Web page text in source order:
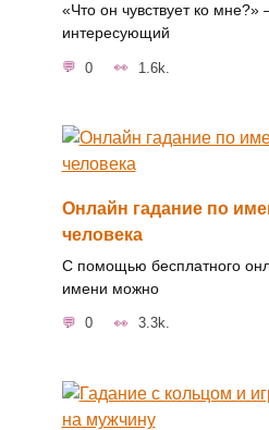
«Что он чувствует ко мне?»
интересующий
0 1.6k.
Онлайн гадание по
человека
С помощью бесплатного
имени можно
0 3.3k.